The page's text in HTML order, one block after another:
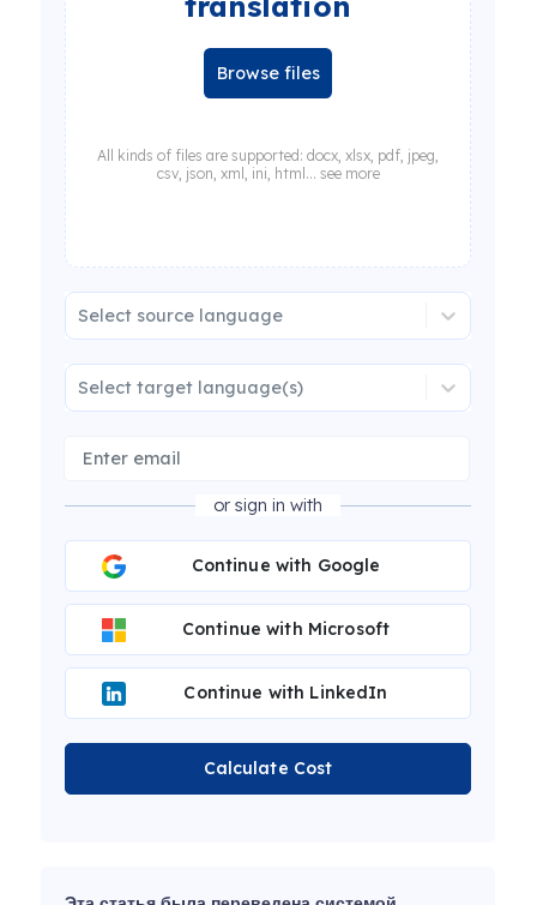
Browse files
All kinds of files are supported: docx, xlsx, pdf, jpeg,
csv, json, xml, ini, html... see more
Select source language
Select target language(s)
or sign in with
Continue with Google
Continue with Microsoft
Continue with LinkedIn
Calculate Cost